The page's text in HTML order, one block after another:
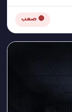
🔴 صعب